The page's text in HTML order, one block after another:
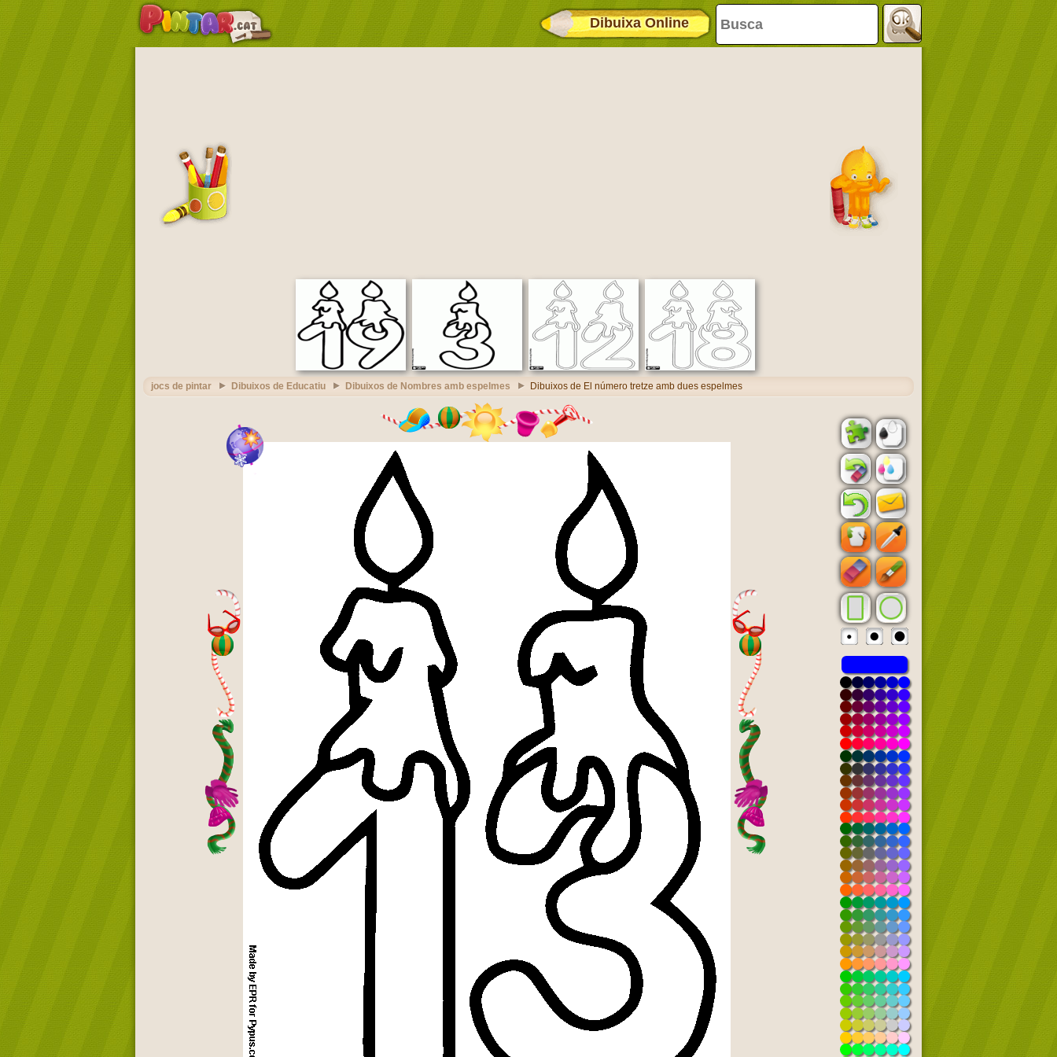
Dibuixa Online
jocs de pintar Dibuixos de Educatiu Dibuixos de Nombres amb espelmes Dibuixos de El número tretze amb dues espelmes